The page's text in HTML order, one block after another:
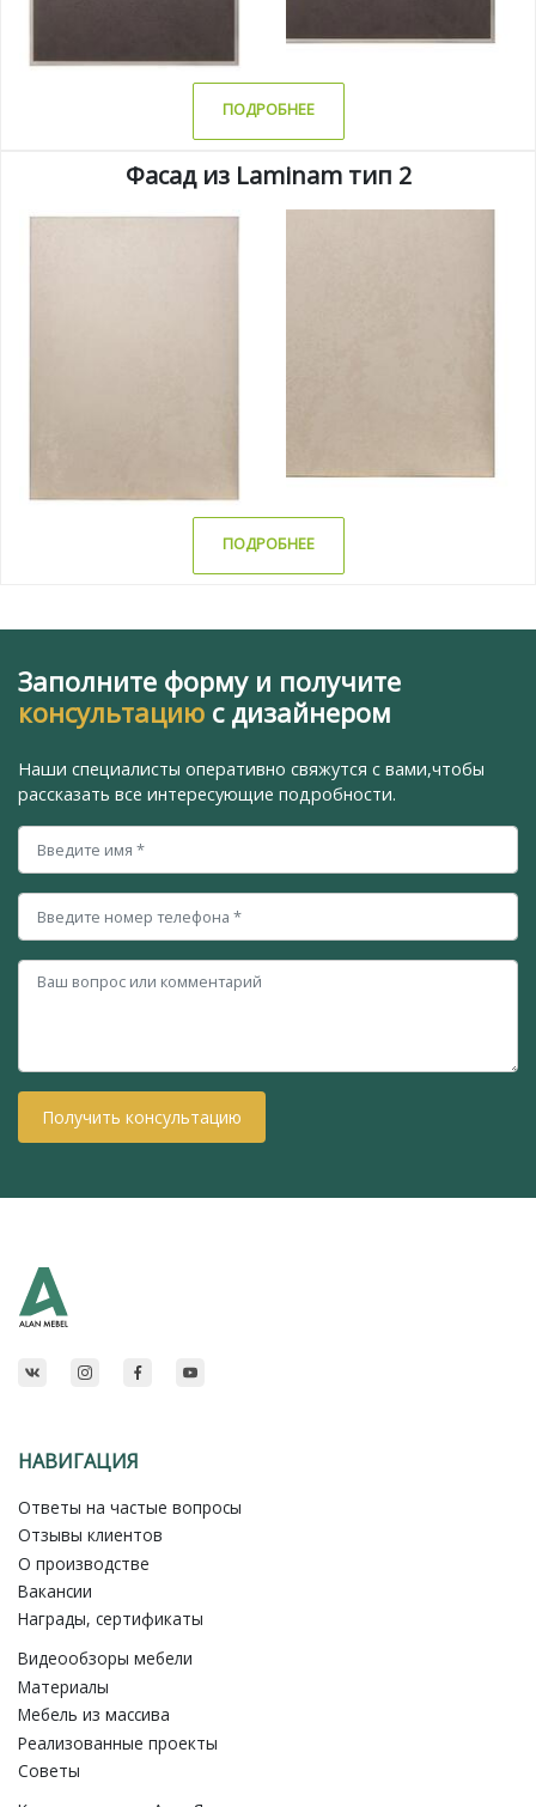
ПОДРОБНЕЕ
Фасад из Laminam тип 2
ПОДРОБНЕЕ
Заполните форму и получите
консультацию с дизайнером
Наши специалисты оперативно свяжутся с вами,чтобы
рассказать все интересующие подробности.
Получить консультацию
НАВИГАЦИЯ
Ответы на частые вопросы
Отзывы клиентов
О производстве
Вакансии
Награды, сертификаты
Видеообзоры мебели
Материалы
Мебель из массива
Реализованные проекты
Советы